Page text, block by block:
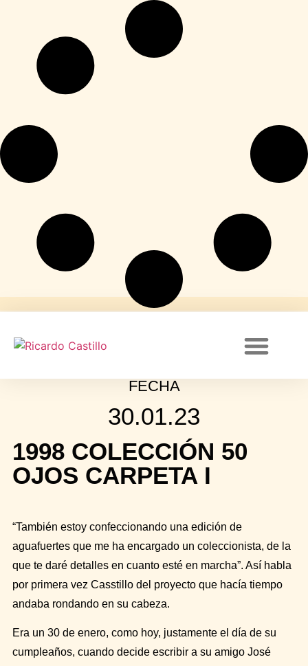
FECHA
30.01.23
1998 COLECCIÓN 50
OJOS CARPETA I
“También estoy confeccionando una edición de
aguafuertes que me ha encargado un coleccionista, de la
que te daré detalles en cuanto esté en marcha”. Así habla
por primera vez Casstillo del proyecto que hacía tiempo
andaba rondando en su cabeza.
Era un 30 de enero, como hoy, justamente el día de su
cumpleaños, cuando decide escribir a su amigo José